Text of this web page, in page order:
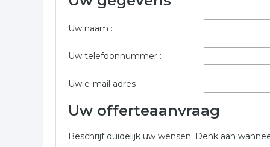
Uw naam :
Uw telefoonnummer :
Uw e-mail adres :
Uw offerteaanvraag
Beschrijf duidelijk uw wensen. Denk aan